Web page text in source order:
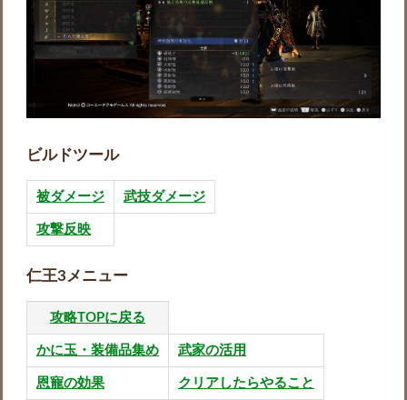
ビルドツール
被ダメージ 武技ダメージ
攻撃反映
仁王3メニュー
攻略TOPに戻る
かに玉・装備品集め 武家の活用
恩寵の効果 クリアしたらやること